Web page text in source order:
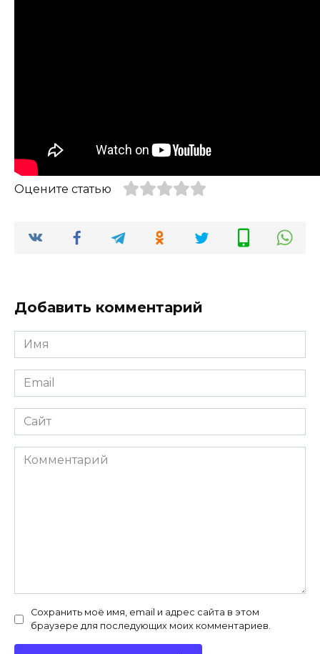
Оцените статью
Добавить комментарий
Имя
*
Email
*
Сайт
Комментарий
Сохранить моё имя, email и адрес сайта в этом
браузере для последующих моих комментариев.